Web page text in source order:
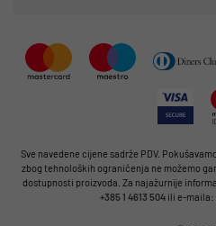
Sve navedene cijene sadrže PDV.
zbog tehnoloških ograničenja ne možemo
dostupnosti proizvoda. Za najažurnije
+385 1 4613 504ili e-maila: